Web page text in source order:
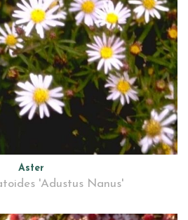
Aster
'Adustus Nanus'